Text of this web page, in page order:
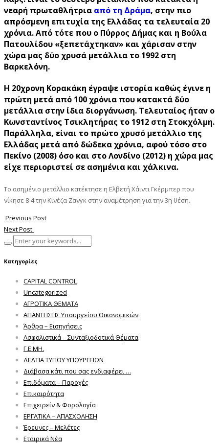
νεαρή πρωταθλήτρια από τη Δράμα, στην πιο
απρόσμενη επιτυχία της Ελλάδας τα τελευταία 20
χρόνια. Από τότε που ο Πύρρος Δήμας και η Βούλα
Πατουλίδου «ξεπετάχτηκαν» και χάρισαν στην
χώρα μας δύο χρυσά μετάλλια το 1992 στη
Βαρκελόνη.
Η 20χρονη Κορακάκη έγραψε ιστορία καθώς έγινε η
πρώτη μετά από 100 χρόνια που κατακτά δύο
μετάλλια στην ίδια διοργάνωση. Τελευταίος ήταν ο
Κωνσταντίνος Τσικλητήρας το 1912 στη Στοκχόλμη.
Παράλληλα, είναι το πρώτο χρυσό μετάλλιο της
Ελλάδας μετά από δώδεκα χρόνια, αφού τόσο στο
Πεκίνο (2008) όσο και στο Λονδίνο (2012) η χώρα μας
είχε περιοριστεί σε ασημένια και χάλκινα.
Το ασημένιο μετάλλιο κατέκτησε η Ελβετή Χάιντι Γκέρμπερ που
νίκησε 8-4 την Κινέζα Ζανγκ στην αναμέτρηση για την 3η θέση.
Previous Post
Next Post
Κατηγορίες
CAPITAL CONTROL
Uncategorized
ΑΓΡΟΤΙΚΑ ΘΕΜΑΤΑ
ΑΠΑΝΤΗΣΕΙΣ Υπουργείου Οικονομικών
Άρθρα – Εισηγήσεις
Ασφαλιστικά – Συνταξιοδοτικά Θέματα
Γ.Ε.ΜΗ.
ΔΕΛΤΙΑ ΤΥΠΟΥ ΥΠΟΥΡΓΕΙΩΝ
Διάβασα κάτι που σας ενδιαφέρει …
Επιδόματα – Παροχές
Επικαιρότητα
Επιχειρείν & Φορολογία
ΕΡΓΑΤΙΚΑ – ΑΠΑΣΧΟΛΗΣΗ
Έρευνες – Μελέτες
Εταιρικά Νέα